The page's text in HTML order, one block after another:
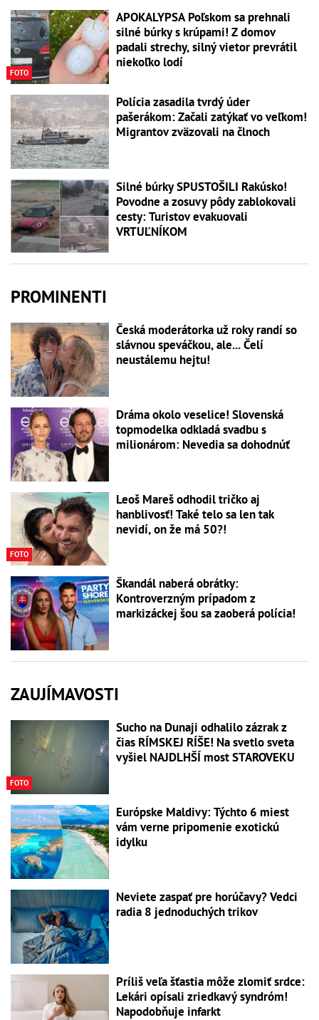
FOTO
APOKALYPSA Poľskom sa prehnali
silné búrky s krúpami! Z domov
padali strechy, silný vietor prevrátil
niekoľko lodí
Polícia zasadila tvrdý úder
pašerákom: Začali zatýkať vo veľkom!
Migrantov zväzovali na člnoch
Silné búrky SPUSTOŠILI Rakúsko!
Povodne a zosuvy pôdy zablokovali
cesty: Turistov evakuovali
VRTUĽNÍKOM
PROMINENTI
Česká moderátorka už roky randí so
slávnou speváčkou, ale... Čelí
neustálemu hejtu!
Dráma okolo veselice! Slovenská
topmodelka odkladá svadbu s
milionárom: Nevedia sa dohodnúť
FOTO
Leoš Mareš odhodil tričko aj
hanblivosť! Také telo sa len tak
nevidí, on že má 50?!
Škandál naberá obrátky:
Kontroverzným prípadom z
markizáckej šou sa zaoberá polícia!
ZAUJÍMAVOSTI
FOTO
Sucho na Dunaji odhalilo zázrak z
čias RÍMSKEJ RÍŠE! Na svetlo sveta
vyšiel NAJDLHŠÍ most STAROVEKU
Európske Maldivy: Týchto 6 miest
vám verne pripomenie exotickú
idylku
Neviete zaspať pre horúčavy? Vedci
radia 8 jednoduchých trikov
Príliš veľa šťastia môže zlomiť srdce:
Lekári opísali zriedkavý syndróm!
Napodobňuje infarkt